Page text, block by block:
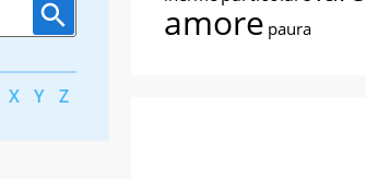
X Y Z
amore paura